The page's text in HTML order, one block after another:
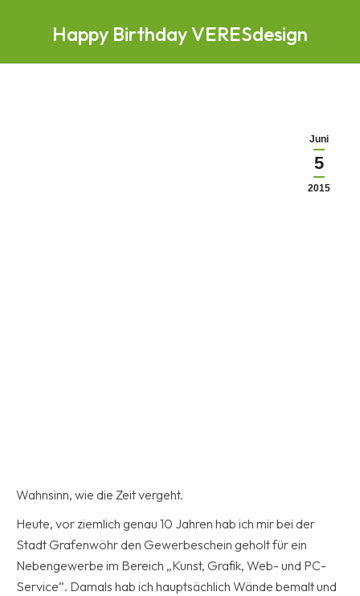
Happy Birthday VERESdesign
Juni
5
2015
Wahnsinn, wie die Zeit vergeht.
Heute, vor ziemlich genau 10 Jahren hab ich mir bei der
Stadt Grafenwöhr den Gewerbeschein geholt für ein
Nebengewerbe im Bereich „Kunst, Grafik, Web- und PC-
Service“. Damals hab ich hauptsächlich Wände bemalt und